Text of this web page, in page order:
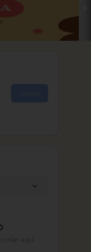
Únete
aquí